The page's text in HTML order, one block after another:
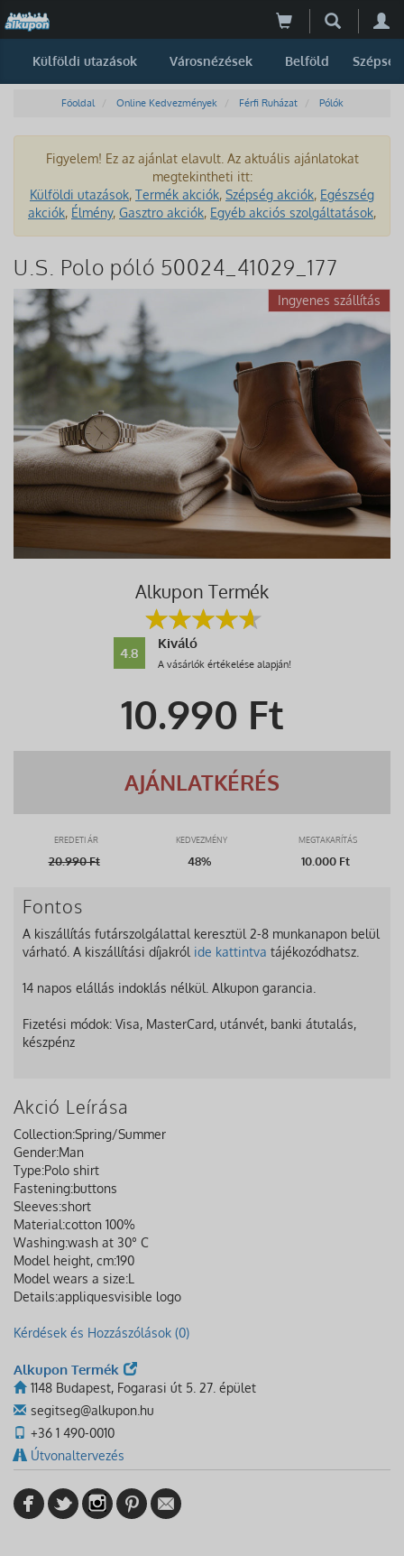
Külföldi utazások Városnézések Belföld Szépség
Főoldal Online Kedvezmények Férfi Ruházat Pólók
Figyelem! Ez az ajánlat elavult. Az aktuális ajánlatokat
megtekintheti itt:
Külföldi utazások, Termék akciók, Szépség akciók, Egészség
akciók, Élmény, Gasztro akciók, Egyéb akciós szolgáltatások,
U.S. Polo póló 50024_41029_177
Ingyenes szállítás
Alkupon Termék
4.8
Kiváló
A vásárlók értékelése alapján!
10.990 Ft
AJÁNLATKÉRÉS
EREDETI ÁR KEDVEZMÉNY MEGTAKARÍTÁS
20.990Ft 48% 10.000 Ft
Fontos
A kiszállítás futárszolgálattal keresztül 2-8 munkanapon belül
várható. A kiszállítási díjakról ide kattintva tájékozódhatsz.
14 napos elállás indoklás nélkül. Alkupon garancia.
Fizetési módok: Visa, MasterCard, utánvét, banki átutalás,
készpénz
Akció Leírása
Collection:Spring/Summer
Gender:Man
Type:Polo shirt
Fastening:buttons
Sleeves:short
Material:cotton 100%
Washing:wash at 30° C
Model height, cm:190
Model wears a size:L
Details:appliquesvisible logo
Kérdések és Hozzászólások (0)
Alkupon Termék
1148 Budapest, Fogarasi út 5. 27. épület
segitseg@alkupon.hu
+36 1 490-0010
Útvonaltervezés